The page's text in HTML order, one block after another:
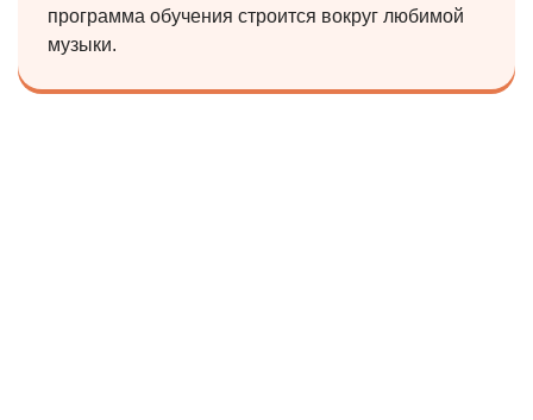
программа обучения строится вокруг любимой
музыки.